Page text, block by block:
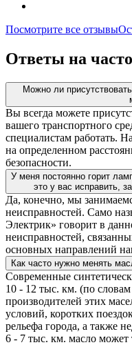
Посмотрите все отзывы
Ответы на
Можно ли
Вы всегда можете
вашего транспортного
специалистам работать.
на определенном
безопасности.
У меня постоянно горит
это у вас исправить,
Да, конечно, мы
неисправностей. Само
Электрик» говорит в
неисправностей,
основных направлений
Как часто нужно менять
Современные
10 - 12 тыс. км. (по
производителей этих
условий, коротких
рельефа города, а также
6 - 7 тыс. км. масло может